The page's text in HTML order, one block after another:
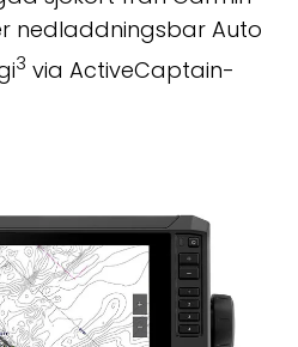
nedladdningsbar Auto
3 via ActiveCaptain-